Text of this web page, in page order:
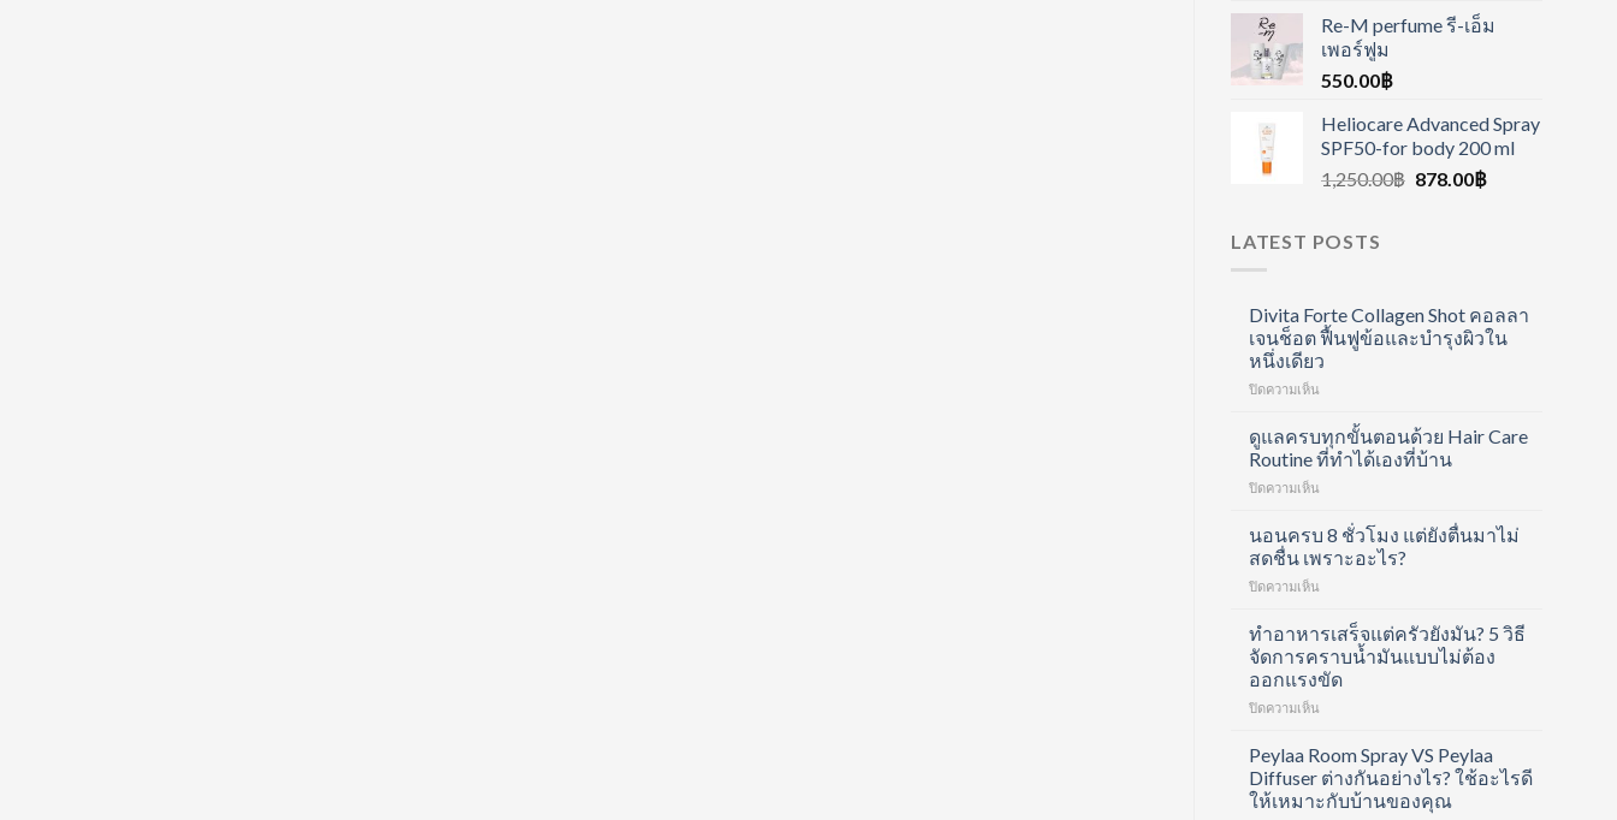
Re-M perfume รี-เอ็ม
เพอร์ฟูม
550.00฿
Heliocare Advanced Spray
SPF50-for body 200 ml
1,250.00฿ 878.00฿
LATEST POSTS
Divita Forte Collagen Shot คอลลา
เจนช็อต ฟื้นฟูข้อและบำรุงผิวใน
หนึ่งเดียว
ปิดความเห็น
Collagen
Shot
คอ
ลา
เจน
ฟื้นฟู
และ
บำรุง
ผิว
หนึ่ง
ดูแลครบทุกขั้นตอนด้วย Hair Care
Routine ที่ทำได้เองที่บ้าน
ปิดความเห็น
ครบ
ขั้น
ตอน
Hair
Care
Routine
ที่
ทำได้
ที่
บ้าน
นอนครบ 8 ชั่วโมง แต่ยังตื่นมาไม่
สดชื่น เพราะอะไร?
ปิดความเห็น
ชั่วโมง
แต่
ยัง
ไม่
สดชื่น
เพราะ
ทำอาหารเสร็จแต่ครัวยังมัน? 5 วิธี
จัดการคราบน้ำมันแบบไม่ต้อง
ออกแรงขัด
ปิดความเห็น
เสร็จ
แต่
ครัว
Peylaa Room Spray VS Peylaa
Diffuser ต่างกันอย่างไร? ใช้อะไรดี
ให้เหมาะกับบ้านของคุณ